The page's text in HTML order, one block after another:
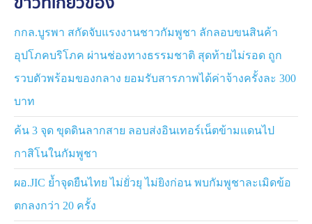
ควบคุม หรือหวั่นเกรงอันตราย จึงหลบหนีกลับเข้ามายัง
ประเทศไทย โดยมีการว่าจ้างผู้นำพาชาวกัมพูชาในอัตรา
2,000 – 10,000 บาทต่อคน
ภายหลังการซักถาม หน่วยทหารพรานได้ควบคุมตัวผู้ถูก
จับกุมทั้งหมดส่งมอบให้พนักงานสอบสวน สภ.คลองน้ำใส
และ สภ.คลองลึก เพื่อดำเนินการตรวจสอบประวัติและ
ดำเนินการตามกฎหมายต่อไป
กกล.บูรพา สกัดจับแรงงานชาวกัมพูชา ลักลอบขนสินค้า
อุปโภคบริโภค ผ่านช่องทางธรรมชาติ สุดท้ายไม่รอด ถูก
รวบตัวพร้อมของกลาง ยอมรับสารภาพได้ค่าจ้างครั้งละ 300
บาท
ค้น 3 จุด ขุดดินลากสาย ลอบส่งอินเทอร์เน็ตข้ามแดนไป
กาสิโนในกัมพูชา
ผอ.JIC ย้ำจุดยืนไทย ไม่ยั่วยุ ไม่ยิงก่อน พบกัมพูชาละเมิดข้อ
ตกลงกว่า 20 ครั้ง